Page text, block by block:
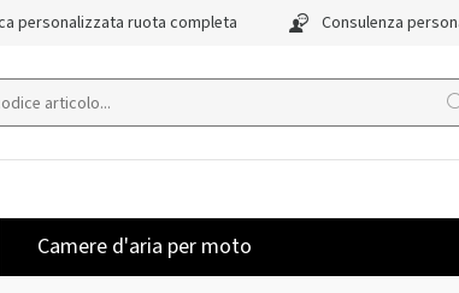
personalizzata ruota completa Consulenza
Camere d'aria per moto